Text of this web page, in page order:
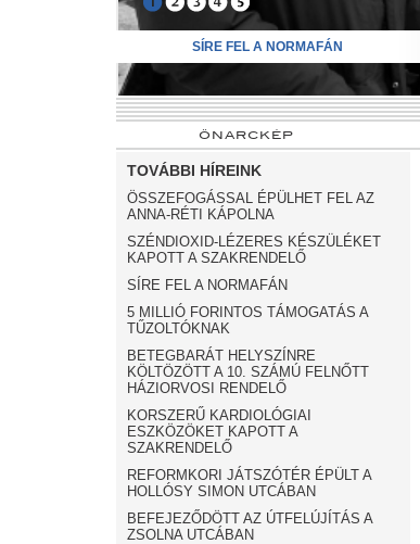
SÍRE FEL A NORMAFÁN
➎
ÖNARCKÉP
TOVÁBBI HÍREINK
ÖSSZEFOGÁSSAL ÉPÜLHET FEL AZ
ANNA-RÉTI KÁPOLNA
SZÉNDIOXID-LÉZERES KÉSZÜLÉKET
KAPOTT A SZAKRENDELŐ
SÍRE FEL A NORMAFÁN
5 MILLIÓ FORINTOS TÁMOGATÁS A
TŰZOLTÓKNAK
BETEGBARÁT HELYSZÍNRE
KÖLTÖZÖTT A 10. SZÁMÚ FELNŐTT
HÁZIORVOSI RENDELŐ
KORSZERŰ KARDIOLÓGIAI
ESZKÖZÖKET KAPOTT A
SZAKRENDELŐ
REFORMKORI JÁTSZÓTÉR ÉPÜLT A
HOLLÓSY SIMON UTCÁBAN
BEFEJEZŐDÖTT AZ ÚTFELÚJÍTÁS A
ZSOLNA UTCÁBAN